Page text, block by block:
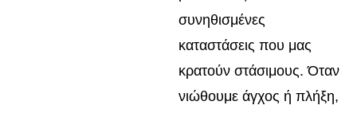
συνηθισμένες
καταστάσεις που μας
κρατούν στάσιμους. Όταν
νιώθουμε άγχος ή πλήξη,